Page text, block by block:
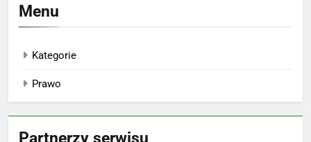
Menu
Kategorie
Prawo
Partnerzy serwisu